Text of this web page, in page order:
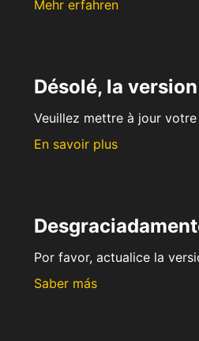
Mehr erfahren
Désolé, la
Veuillez mettre à jour
En savoir plus
Por favor, actualice la
Saber más